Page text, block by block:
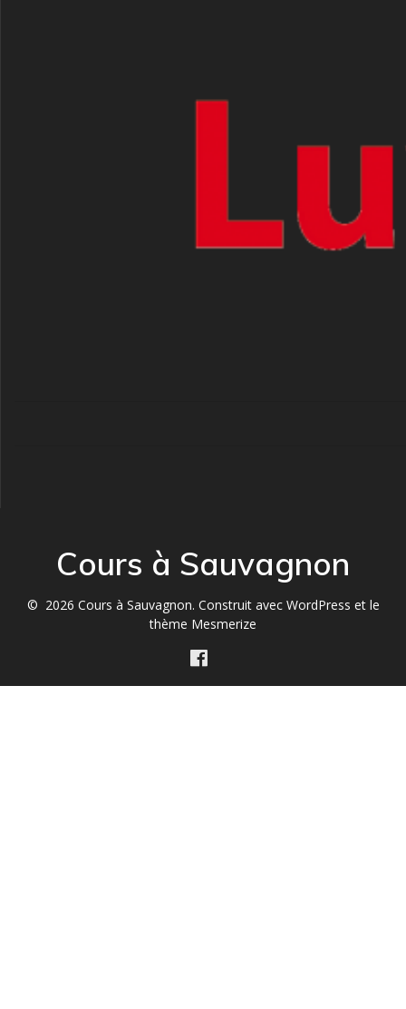
Cours à Sauvagnon
© 2026 Cours à Sauvagnon. Construit avec WordPress et le
thème Mesmerize